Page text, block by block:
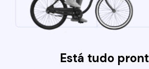
Está tudo